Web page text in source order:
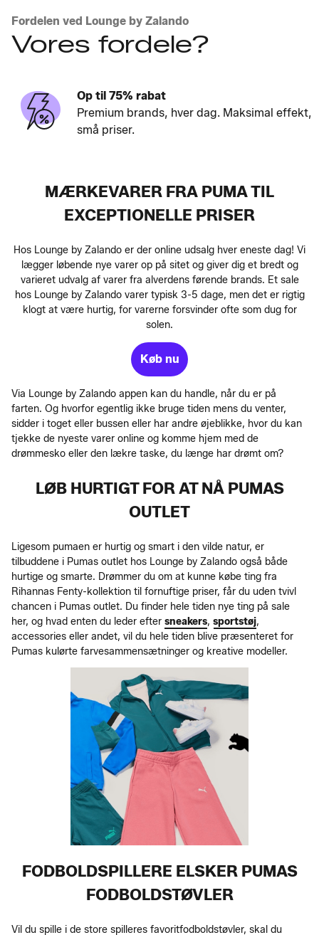
Fordelen ved Lounge by Zalando
Vores fordele?
Op til 75% rabat
Premium brands, hver dag. Maksimal effekt,
små priser.
MÆRKEVARER FRA PUMA TIL
EXCEPTIONELLE PRISER
Hos Lounge by Zalando er der online udsalg hver eneste dag! Vi
lægger løbende nye varer op på sitet og giver dig et bredt og
varieret udvalg af varer fra alverdens førende brands. Et sale
hos Lounge by Zalando varer typisk 3-5 dage, men det er rigtig
klogt at være hurtig, for varerne forsvinder ofte som dug for
solen.
Køb nu
Via Lounge by Zalando appen kan du handle, når du er på
farten. Og hvorfor egentlig ikke bruge tiden mens du venter,
sidder i toget eller bussen eller har andre øjeblikke, hvor du kan
tjekke de nyeste varer online og komme hjem med de
drømmesko eller den lækre taske, du længe har drømt om?
LØB HURTIGT FOR AT NÅ PUMAS
OUTLET
Ligesom pumaen er hurtig og smart i den vilde natur, er
tilbuddene i Pumas outlet hos Lounge by Zalando også både
hurtige og smarte. Drømmer du om at kunne købe ting fra
Rihannas Fenty-kollektion til fornuftige priser, får du uden tvivl
chancen i Pumas outlet. Du finder hele tiden nye ting på sale
her, og hvad enten du leder efter sneakers, sportstøj,
accessories eller andet, vil du hele tiden blive præsenteret for
Pumas kulørte farvesammensætninger og kreative modeller.
FODBOLDSPILLERE ELSKER PUMAS
FODBOLDSTØVLER
Vil du spille i de store spilleres favoritfodboldstøvler, skal du